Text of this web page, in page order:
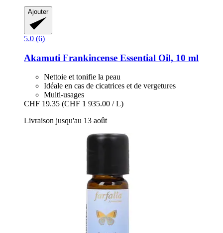
Ajouter
5.0 (6)
Akamuti Frankincense Essential Oil, 10 ml
Nettoie et tonifie la peau
Idéale en cas de cicatrices et de vergetures
Multi-usages
CHF 19.35 (CHF 1 935.00 / L)
Livraison jusqu'au 13 août